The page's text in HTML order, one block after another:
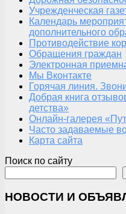
Учрежденческая
Календарь
дополнительного
Противодействие
Обращения граждан
Электронная
Мы Вконтакте
Горячая линия.
Добрая книга
детства»
Онлайн-галерея
Часто задаваемые
Карта сайта
Поиск по сайту
НОВОСТИ И